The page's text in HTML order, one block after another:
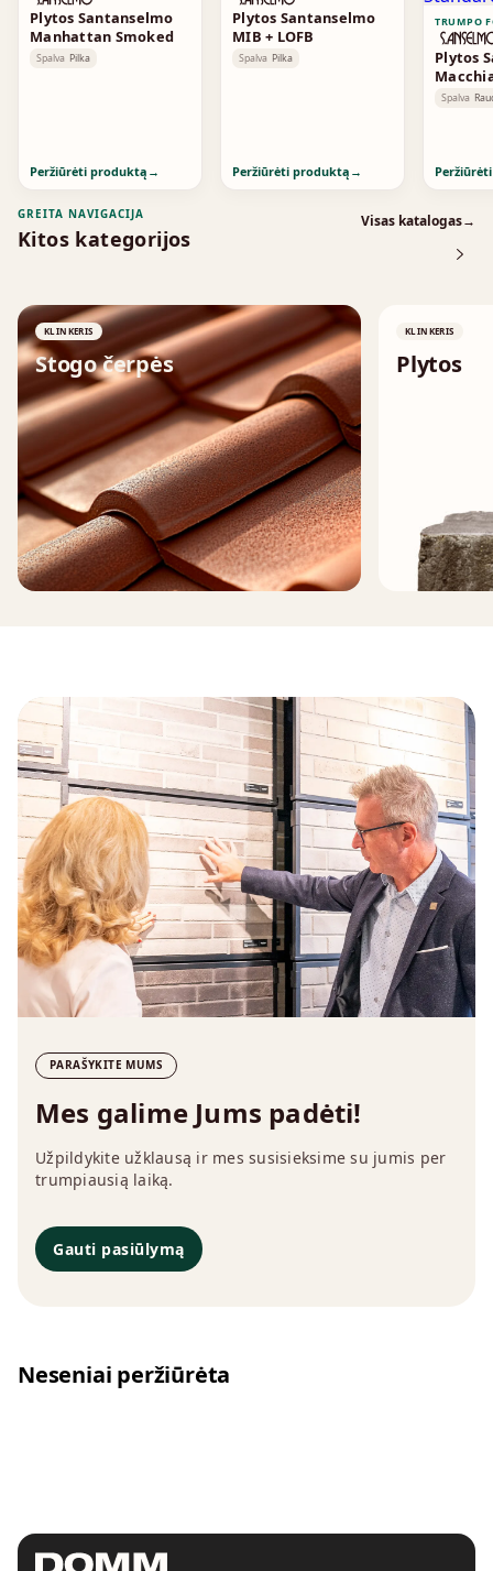
Plytos Santanselmo
Manhattan Smoked
Spalva Pilka
Peržiūrėti produktą →
Plytos Santanselmo
MIB + LOFB
Spalva Pilka
Peržiūrėti produktą →
TRUMPO
Plytos
Fine
Spalva
GREITA NAVIGACIJA
Kitos kategorijos
Visas katalogas→
KLINKERIS
Stogo čerpės
↗
KLINKERIS
Plytos
PARAŠYKITE MUMS
Mes galime Jums padėti!
Užpildykite užklausą ir mes susisieksime su jumis per
trumpiausią laiką.
Gauti pasiūlymą
Neseniai peržiūrėta